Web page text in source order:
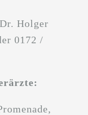
Holger
0172 /